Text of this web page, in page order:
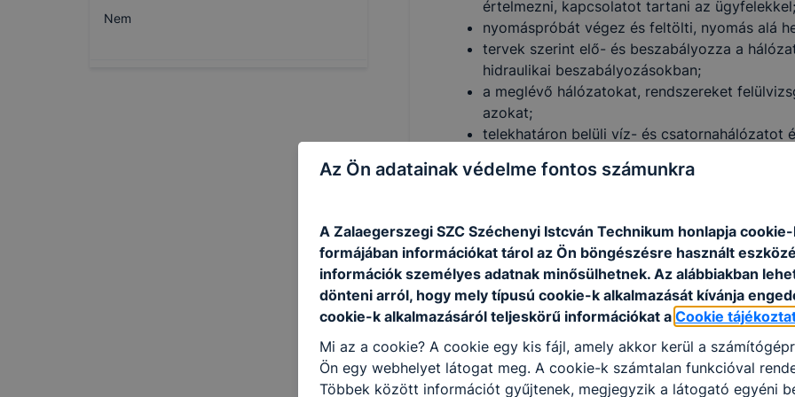
Nem
értelmezni, kapcsolatot tartani az ügyfelekkel;
nyomáspróbát végez és feltölti, nyomás alá
tervek szerint elő- és beszabályozza a
hidraulikai beszabályozásokban;
a meglévő hálózatokat, rendszereket
azokat;
telekhatáron belüli víz- és csatornahálózatot
A víz- csatornarendszer szerelő munkája nélkül
létesítmény. A kezelt vízellátáson és szennyezett
helyiségek már többet várnak el, fontos a
berendezési tárgyaink már szinte bútor darabok. Az
generációknak is nélkülözhetetlenül szüksége van,
vele. Ma már új építésű házaknál és felújításoknál is
és a kútvíz hasznosítás. Nagyobb családi házaknál,
Az Ön adatainak védelme fontos számunkra
A Zalaegerszegi SZC Széchenyi Istcván Technikum honlapja
formájában információkat tárol az Ön böngészésre használt
információk személyes adatnak minősülhetnek. Az alábbiakban
dönteni arról, hogy mely típusú cookie-k alkalmazását kívánja
cookie-k alkalmazásáról teljeskörű információkat a Cookie
Mi az a cookie? A cookie egy kis fájl, amely akkor kerül a
Ön egy webhelyet látogat meg. A cookie-k számtalan funkcióval
Többek között információt gyűjtenek, megjegyzik a látogató egyéni